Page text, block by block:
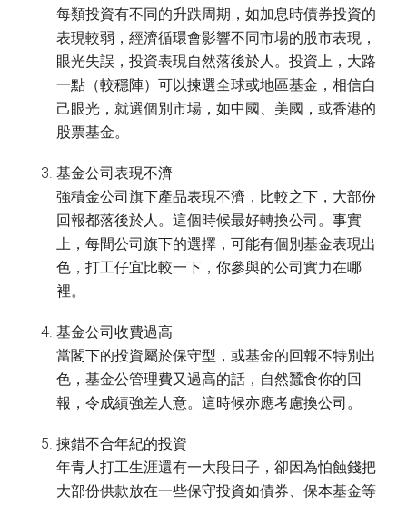
每類投資有不同的升跌周期，如加息時債券投資的
表現較弱，經濟循環會影響不同市場的股市表現，
眼光失誤，投資表現自然落後於人。投資上，大路
一點（較穩陣）可以揀選全球或地區基金，相信自
己眼光，就選個別市場，如中國、美國，或香港的
股票基金。
基金公司表現不濟
強積金公司旗下產品表現不濟，比較之下，大部份
回報都落後於人。這個時候最好轉換公司。事實
上，每間公司旗下的選擇，可能有個別基金表現出
色，打工仔宜比較一下，你參與的公司實力在哪
裡。
基金公司收費過高
當閣下的投資屬於保守型，或基金的回報不特別出
色，基金公管理費又過高的話，自然蠶食你的回
報，令成績強差人意。這時候亦應考慮換公司。
揀錯不合年紀的投資
年青人打工生涯還有一大段日子，卻因為怕蝕錢把
大部份供款放在一些保守投資如債券、保本基金等